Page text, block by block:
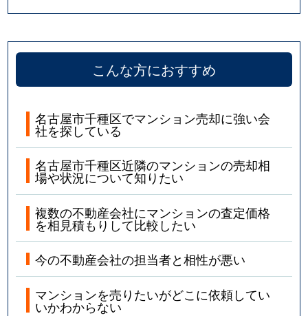
若水
1,900万円
池下
若水
2,300万円 池下
こんな方におすすめ
名古屋市千種区でマンション売却に強い会
社を探している
名古屋市千種区近隣のマンションの売却相
場や状況について知りたい
複数の不動産会社にマンションの査定価格
を相見積もりして比較したい
今の不動産会社の担当者と相性が悪い
マンションを売りたいがどこに依頼してい
いかわからない